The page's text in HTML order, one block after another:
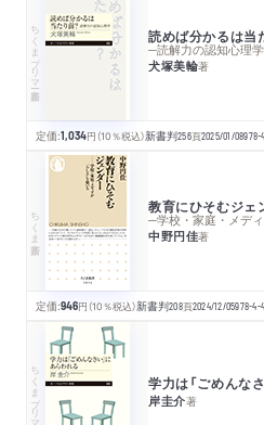
ちくまプリマー新書 読めば分かるは当
─読解力の認知心理学
犬塚美輪著
定価:1,034円 （10％税込）新書判256頁2025/01/08978-
ちくま新書 教育にひそむジェ
─学校・家庭・メディ
中野円佳著
定価:946円 （10％税込）新書判208頁2024/12/05978-4-
ちくまプリマー新書 学力は「ごめんな
岸圭介著